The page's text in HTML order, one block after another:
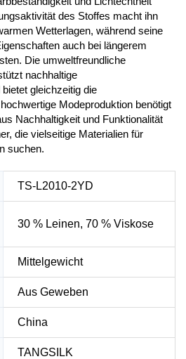
des Stoffes macht ihn
Wetterlagen, während seine
auch bei längerem
Die umweltfreundliche
nachhaltige
gleichzeitig die
Modeproduktion benötigt
Nachhaltigkeit und Funktionalität
die vielseitige Materialien für
suchen.
TS-L2010-2YD
30 % Leinen, 70 % Viskose
Mittelgewicht
Aus Geweben
China
TANGSILK